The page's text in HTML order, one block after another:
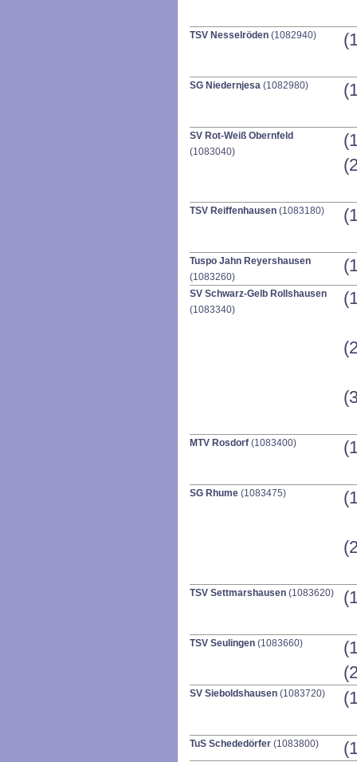
TSV Nesselröden (1082940)
SG Niedernjesa (1082980)
SV Rot-Weiß Obernfeld
(1083040)
TSV Reiffenhausen (1083180)
Tuspo Jahn Reyershausen
(1083260)
SV Schwarz-Gelb Rollshausen
(1083340)
MTV Rosdorf (1083400)
SG Rhume (1083475)
TSV Settmarshausen (1083620)
TSV Seulingen (1083660)
SV Sieboldshausen (1083720)
TuS Schededörfer (1083800)